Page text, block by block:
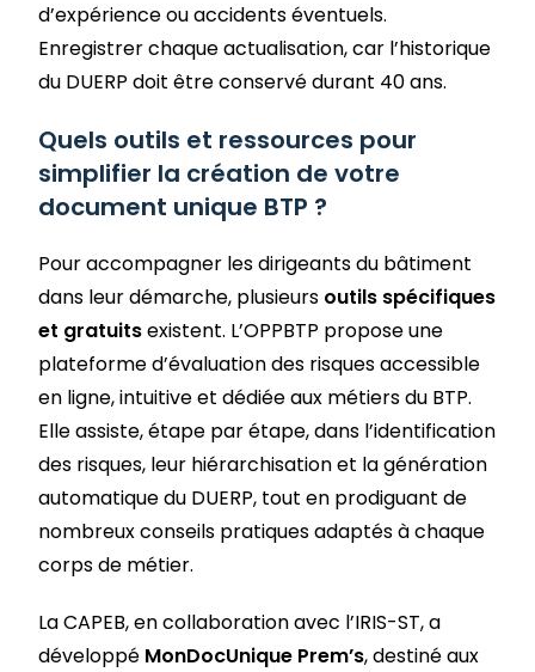
d’expérience ou accidents éventuels.
Enregistrer chaque actualisation, car l’historique
du DUERP doit être conservé durant 40 ans.
Quels outils et ressources pour
simplifier la création de votre
document unique BTP ?
Pour accompagner les dirigeants du bâtiment
dans leur démarche, plusieurs outils spécifiques
et gratuitsexistent. L’OPPBTP propose une
plateforme d’évaluation des risques accessible
en ligne, intuitive et dédiée aux métiers du BTP.
Elle assiste, étape par étape, dans l’identification
des risques, leur hiérarchisation et la génération
automatique du DUERP, tout en prodiguant de
nombreux conseils pratiques adaptés à chaque
corps de métier.
La CAPEB, en collaboration avec l’IRIS-ST, a
développé MonDocUnique Prem’s, destiné aux